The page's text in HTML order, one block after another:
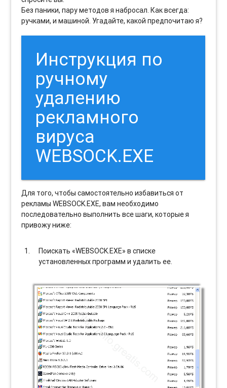
Без паники, пару методов я набросал. Как всегда:
ручками, и машиной. Угадайте, какой предпочитаю я?
Инструкция по
ручному
удалению
рекламного
вируса
WEBSOCK.EXE
Для того, чтобы самостоятельно избавиться от
рекламы WEBSOCK.EXE, вам необходимо
последовательно выполнить все шаги, которые я
привожу ниже:
Поискать «WEBSOCK.EXE» в списке
установленных программ и удалить ее.